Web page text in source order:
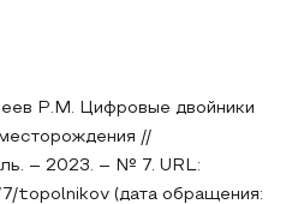
Р.М. Цифровые двойники
//
– 2023. – № 7. URL:
topolnikov (дата обращения: